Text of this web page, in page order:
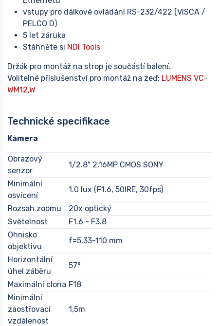
vstupy pro dálkové ovládání RS-232/422 (VISCA /
PELCO D)
5 let záruka
Stáhněte si NDI Tools
Držák pro montáž na strop je součástí balení.
Volitelné příslušenství pro montáž na zeď: LUMENS VC-
WM12,W
Technické specifikace
Kamera
Obrazový
senzor
1/2.8" 2,16MP CMOS SONY
Minimální
osvícení
1.0 lux (F1.6, 50IRE, 30fps)
Rozsah zoomu
20x optický
Světelnost
F1.6 - F3.8
Ohnisko
objektivu
f=5,33-110 mm
Horizontální
úhel záběru
57°
Maximální clona F18
Minimální
zaostřovací
vzdálenost
1,5m